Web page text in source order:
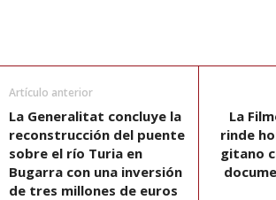
Artículo anterior
La Generalitat concluye la
reconstrucción del puente
sobre el río Turia en
Bugarra con una inversión
de tres millones de euros
La
rinde
gitano